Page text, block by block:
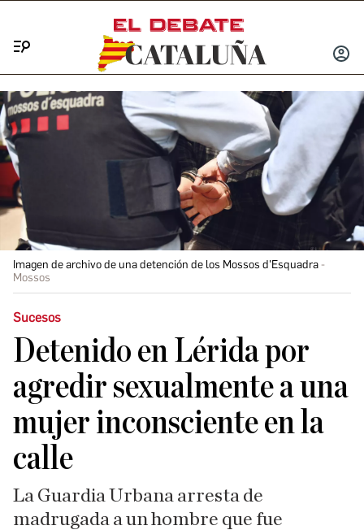
INICIAR
Imagen de archivo de una detención de los Mossos d'Esquadra
Mossos
Sucesos
Detenido en Lérida por
agredir sexualmente a una
mujer inconsciente en la
calle
La Guardia Urbana arresta de
madrugada a un hombre que fue